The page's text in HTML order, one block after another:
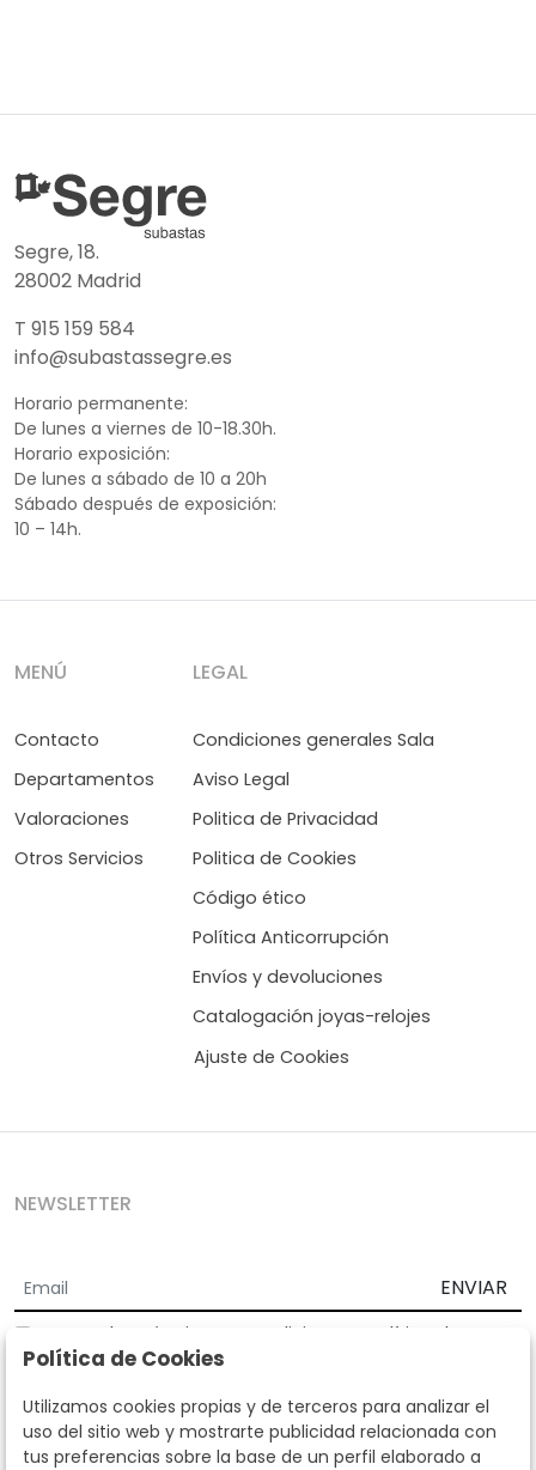
Segre, 18.
28002 Madrid
T 915 159 584
info@subastassegre.es
Horario permanente:
De lunes a viernes de 10-18.30h.
Horario exposición:
De lunes a sábado de 10 a 20h
Sábado después de exposición:
10 – 14h.
MENÚ
Contacto
Departamentos
Valoraciones
Otros Servicios
LEGAL
Condiciones generales Sala
Aviso Legal
Politica de Privacidad
Politica de Cookies
Código ético
Política Anticorrupción
Envíos y devoluciones
Catalogación joyas-relojes
Ajuste de Cookies
NEWSLETTER
ENVIAR
Acepto los Términos y Condiciones
Política de
privacidad
Según la LOPD y disposiciones de desarrollo, informamos que sus
datos personales serán tratados por parte de Subastas Segre con la
finalidad de gestionar la relación comercial. Puede ejercitar los
derechos de acceso, rectificación, cancelación, oposición y demás
Política de Cookies
Utilizamos cookies propias y de terceros para analizar el
uso del sitio web y mostrarte publicidad relacionada con
tus preferencias sobre la base de un perfil elaborado a